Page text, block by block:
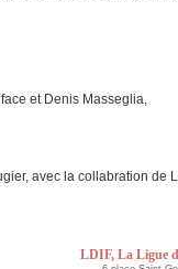
et Denis Masseglia,
avec la collabration de
LDIF, La Ligue